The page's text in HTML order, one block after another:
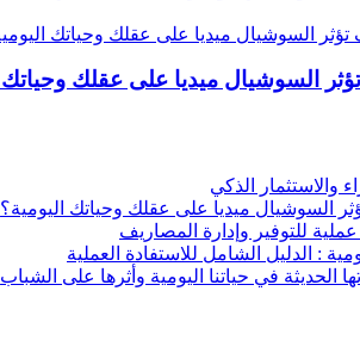
الحديثة في حياتنا اليومية وأثرها على الشباب